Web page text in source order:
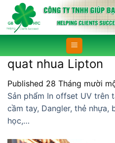
Skip
content
quat nhua Lipton
Published 28 Tháng mười
Sản phẩm In offset UV trên
cầm tay, Dangler, thẻ nhựa,
học,…